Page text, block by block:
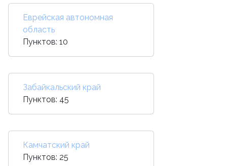
Еврейская автономная
область
Пунктов: 10
Забайкальский край
Пунктов: 45
Камчатский край
Пунктов: 25